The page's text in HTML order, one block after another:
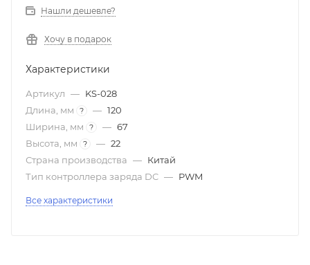
Нашли дешевле?
Хочу в подарок
Характеристики
Артикул — KS-028
Длина, мм
? — 120
Ширина, мм
? — 67
Высота, мм
? — 22
Страна производства — Китай
Тип контроллера заряда DC — PWM
Все характеристики